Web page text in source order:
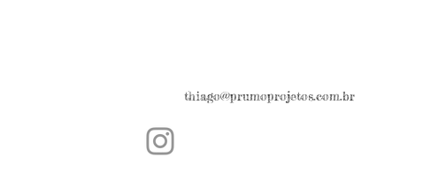
thiago@prumoprojetos.com.br